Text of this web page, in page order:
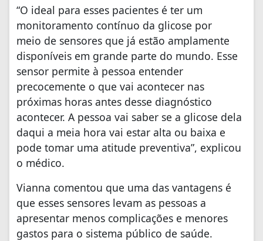
“O ideal para esses pacientes é ter um
monitoramento contínuo da glicose por
meio de sensores que já estão amplamente
disponíveis em grande parte do mundo. Esse
sensor permite à pessoa entender
precocemente o que vai acontecer nas
próximas horas antes desse diagnóstico
acontecer. A pessoa vai saber se a glicose dela
daqui a meia hora vai estar alta ou baixa e
pode tomar uma atitude preventiva”, explicou
o médico.
Vianna comentou que uma das vantagens é
que esses sensores levam as pessoas a
apresentar menos complicações e menores
gastos para o sistema público de saúde.